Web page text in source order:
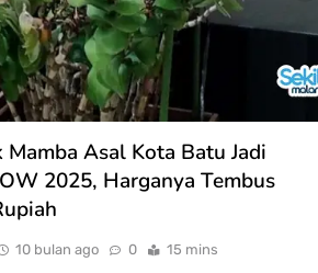
Asal Kota Batu Jadi
2025, Harganya Tembus
10 bulan ago 0 15 mins